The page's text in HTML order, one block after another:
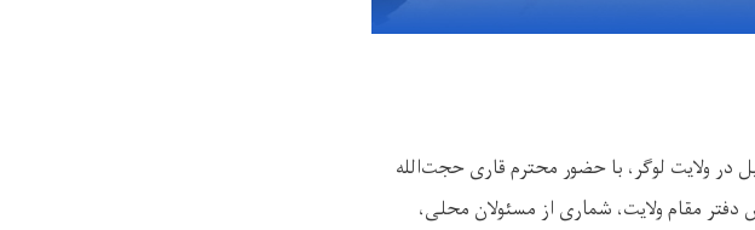
ولایت لوگر، با حضور محترم قاری حجت‌الله
دفتر مقام ولایت، شماری از مسئولان محلی،